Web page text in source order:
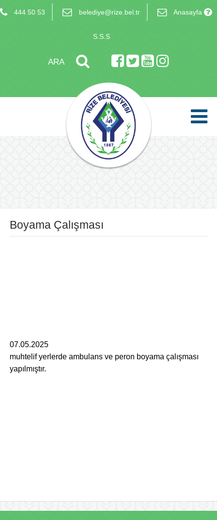
444 50 53 belediye@rize.bel.tr Anasayfa
S.S.S
ARA
Boyama Çalışması
07.05.2025
muhtelif yerlerde ambulans ve peron boyama çalışması
yapılmıştır.